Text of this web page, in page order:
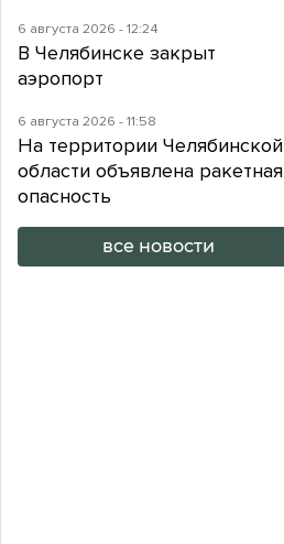
6 августа 2026 - 12:24
В Челябинске закрыт
аэропорт
6 августа 2026 - 11:58
На территории Челябинской
области объявлена ракетная
опасность
все новости